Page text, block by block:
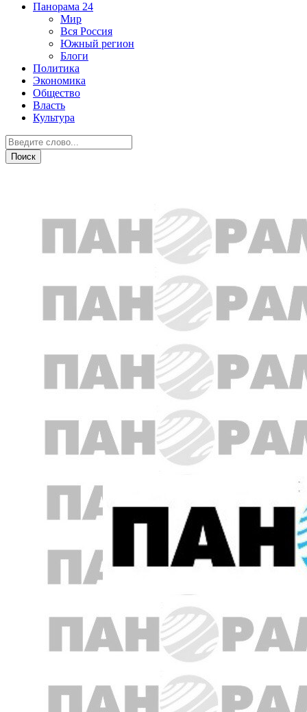
Панорама 24
Мир
Вся Россия
Южный регион
Блоги
Политика
Экономика
Общество
Власть
Культура